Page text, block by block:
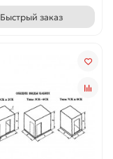
Быстрый заказ